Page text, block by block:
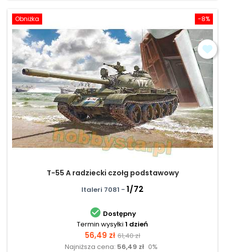
-8%
Obniżka
T-55 A radziecki czołg podstawowy
Italeri 7081 - 1/72
 Dostępny
Termin wysyłki 1 dzień
Cena
56,49 zł Cena
podstawowa
61,40 zł
Najniższa cena: 56,49 zł 0%